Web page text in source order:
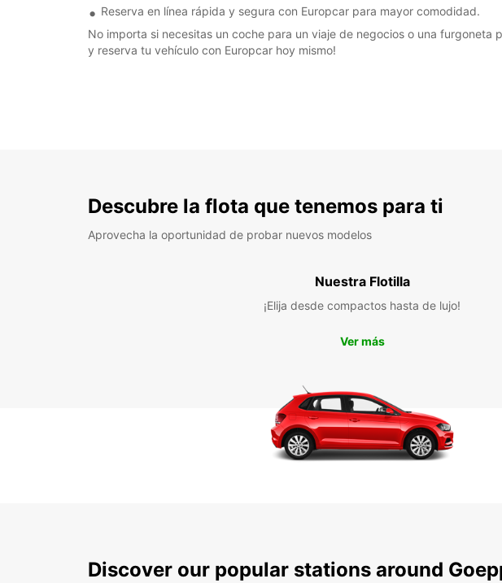
Reserva en línea rápida y segura con Europcar para mayor comodidad.
No importa si necesitas un coche para un viaje de negocios o una
y reserva tu vehículo con Europcar hoy mismo!
Descubre la flota que tenemos para ti
Aprovecha la oportunidad de probar nuevos modelos
Nuestra Flotilla
¡Elija desde compactos hasta de lujo!
Ver más
Discover our popular stations around